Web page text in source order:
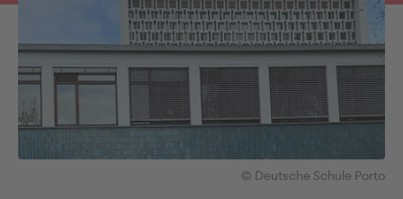
© Deutsche Schule Porto